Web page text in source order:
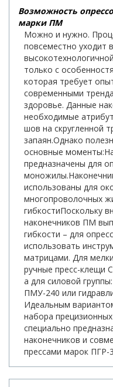
Возможность
марки ПМ
Можно и нужно.
повсеместно уходит
только с
которая требует
современными
здоровье. Данные
необходимые
шов на скругленной
запаян.Однако
основные
предназначены для
использованы для
многопроволочных
гибкостиПоскольку
наконечников ПМ
гибкости – для
использовать
матрицами. Для
ручные пресс-клещи
а для силовой
ПМУ-240 или
Идеальным
набора
специально
наконечников и
прессами марок ПГР-